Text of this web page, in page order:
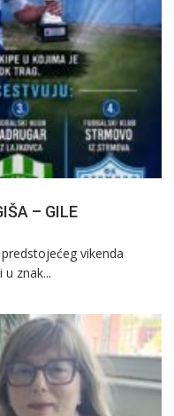
– GILE
vikenda
znak...